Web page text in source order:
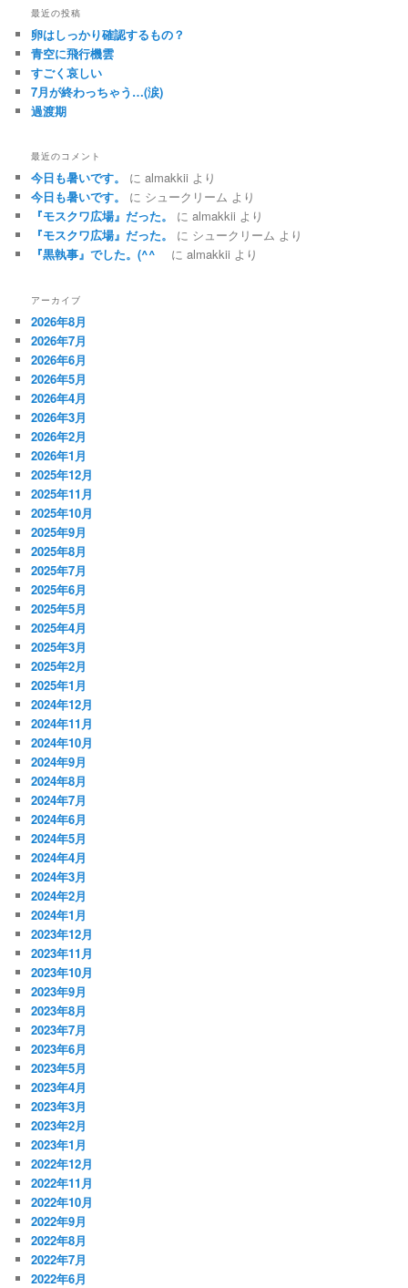
最近の投稿
卵はしっかり確認するもの？
青空に飛行機雲
すごく哀しい
7月が終わっちゃう…(涙)
過渡期
最近のコメント
今日も暑いです。 にalmakkii より
今日も暑いです。
に シュークリーム より
『モスクワ広場』だった。
にalmakkii より
『モスクワ広場』だった。
に シュークリーム より
『黒執事』でした。(^^ゞ
にalmakkii より
アーカイブ
2026年8月
2026年7月
2026年6月
2026年5月
2026年4月
2026年3月
2026年2月
2026年1月
2025年12月
2025年11月
2025年10月
2025年9月
2025年8月
2025年7月
2025年6月
2025年5月
2025年4月
2025年3月
2025年2月
2025年1月
2024年12月
2024年11月
2024年10月
2024年9月
2024年8月
2024年7月
2024年6月
2024年5月
2024年4月
2024年3月
2024年2月
2024年1月
2023年12月
2023年11月
2023年10月
2023年9月
2023年8月
2023年7月
2023年6月
2023年5月
2023年4月
2023年3月
2023年2月
2023年1月
2022年12月
2022年11月
2022年10月
2022年9月
2022年8月
2022年7月
2022年6月